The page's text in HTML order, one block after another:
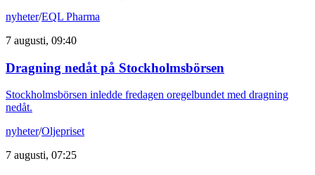
nyheter/EQL Pharma
7 augusti, 09:40
Dragning nedåt på Stockholmsbörsen
Stockholmsbörsen inledde fredagen oregelbundet med dragning
nedåt.
nyheter/Oljepriset
7 augusti, 07:25